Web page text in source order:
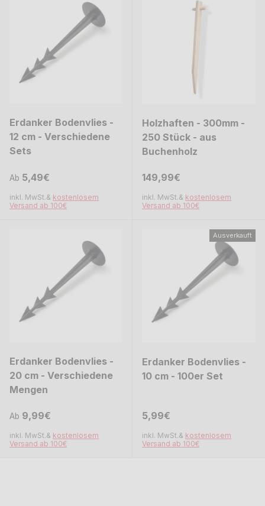
Erdanker Bodenvlies -
12 cm - Verschiedene
Sets
Normaler Preis
Ab 5,49€
inkl. MwSt.& kostenlosem
Versand ab 100€
Holzhaften - 300mm -
250 Stück - aus
Buchenholz
Normaler Preis
149,99€
inkl. MwSt.& kostenlosem
Versand ab 100€
Erdanker Bodenvlies -
20 cm - Verschiedene
Mengen
Normaler Preis
Ab 9,99€
inkl. MwSt.& kostenlosem
Versand ab 100€
Ausverkauft
Erdanker Bodenvlies -
10 cm - 100er Set
Normaler Preis
5,99€
inkl. MwSt.& kostenlosem
Versand ab 100€